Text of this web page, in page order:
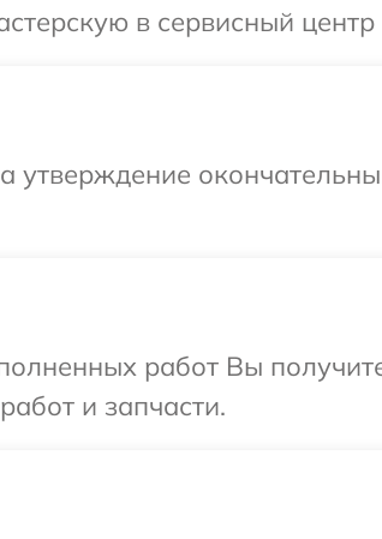
в сервисный
работ Вы
и запчасти.